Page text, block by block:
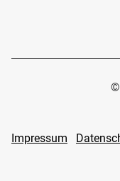
©
Impressum